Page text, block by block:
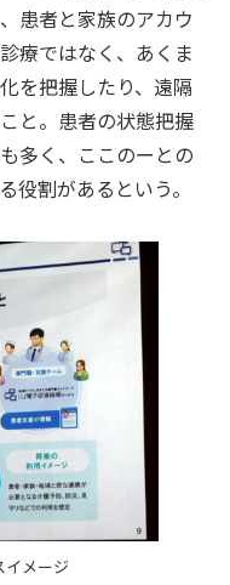
患者と家族のアカウ
療ではなく、あくま
を把握したり、遠隔
と。患者の状態把握
多く、ここのーとの
役割があるという。
イメージ